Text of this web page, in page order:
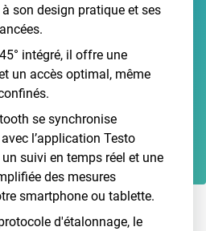
à son design pratique et ses
intégré, il offre une
un accès optimal, même
se synchronise
l’application Testo
suivi en temps réel et une
des mesures
smartphone ou tablette.
d'étalonnage, le